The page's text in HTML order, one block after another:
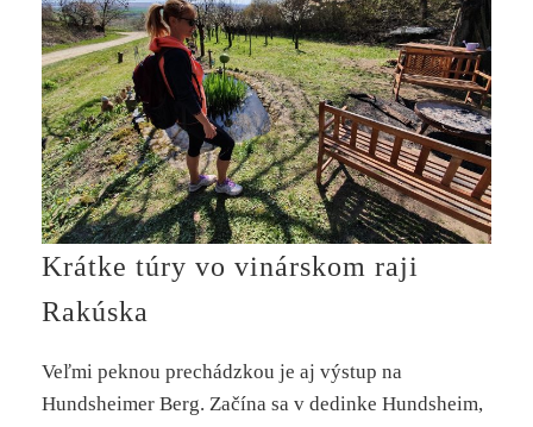
Krátke túry vo vinárskom raji
Rakúska
Veľmi peknou prechádzkou je aj výstup na
Hundsheimer Berg. Začína sa v dedinke Hundsheim,